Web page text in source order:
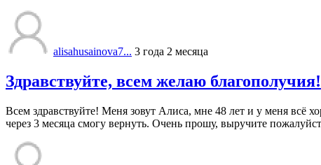
alisahusainova7... 3 года 2 месяца
Здравствуйте, всем желаю благополучия!
Всем здравствуйте! Меня зовут Алиса, мне 48 лет и у меня всё
через 3 месяца смогу вернуть. Очень прошу, выручите